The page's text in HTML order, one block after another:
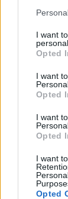
I want
Opted
I want
Opted
I want
Opted
I want
Opted
07 sierpnia 2026
Indyjski
przyjeżdżają z
07 sierpnia 2026
Biskupi o
07 sierpnia 2026
Narodowy